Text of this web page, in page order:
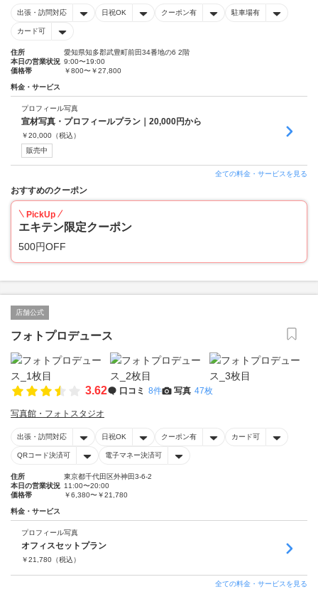
出張・訪問対応 日祝OK クーポン有 駐車場有
カード可
住所
愛知県知多郡武豊町前田34番地の6 2階
本日の営業状況 9:00〜19:00
価格帯
￥800〜￥27,800
料金・サービス
プロフィール写真
宣材写真・プロフィールプラン｜20,000円から
￥20,000 （税込）
販売中
全ての料金・サービスを見る
おすすめのクーポン
PickUp
エキテン限定クーポン
500円OFF
店舗公式
フォトプロデュース
3.62 口コミ 8件 写真 47枚
写真館・フォトスタジオ
出張・訪問対応 日祝OK クーポン有 カード可
QRコード決済可 電子マネー決済可
住所
東京都千代田区外神田3-6-2
本日の営業状況 11:00〜20:00
価格帯
￥6,380〜￥21,780
料金・サービス
プロフィール写真
オフィスセットプラン
￥21,780 （税込）
全ての料金・サービスを見る